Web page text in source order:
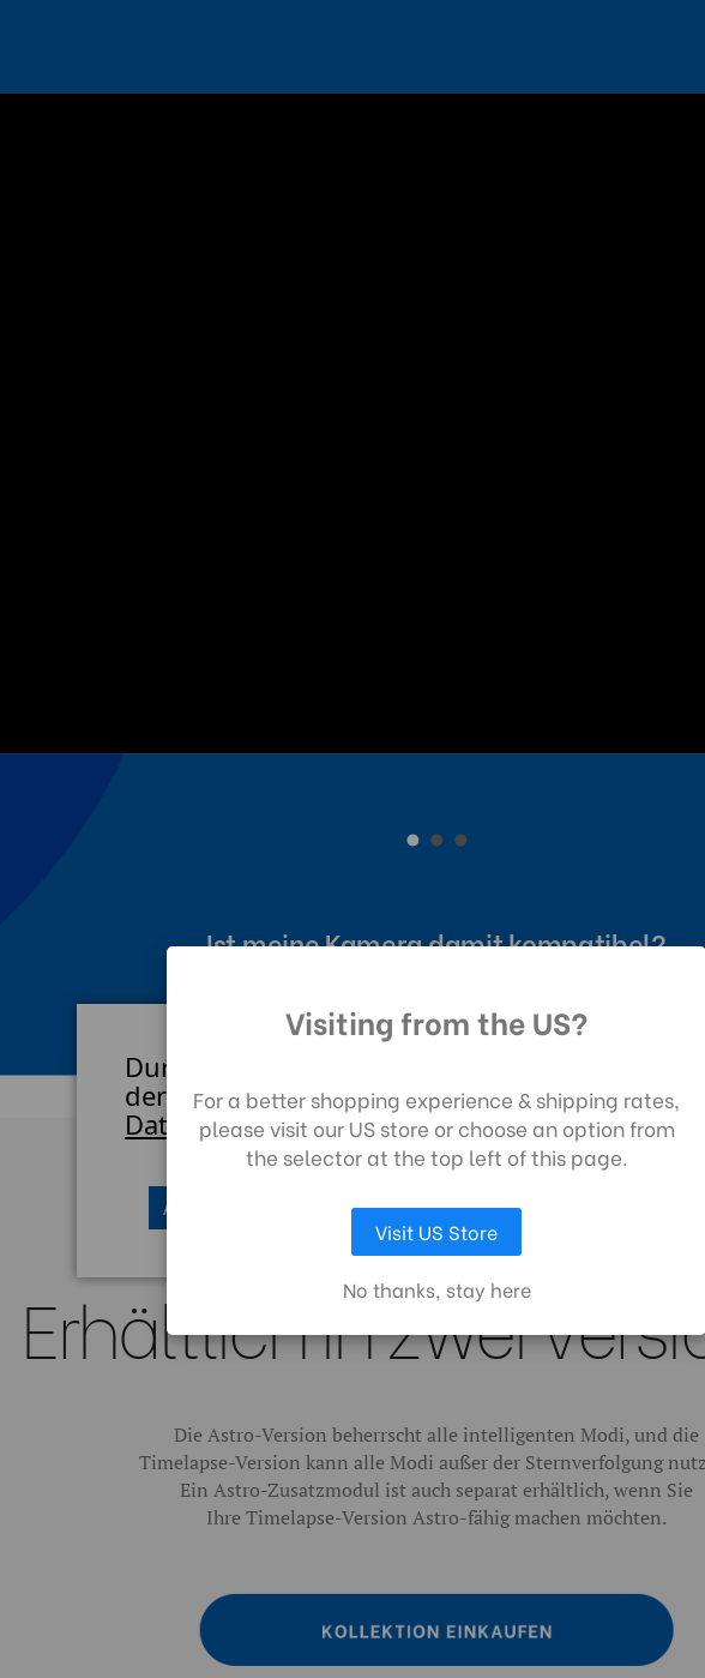
Die Astro-Version beherrscht alle intelligenten Modi, und die
Timelapse-Version kann alle Modi außer der Sternverfolgung
Ein Astro-Zusatzmodul ist auch separat erhältlich, wenn Sie
Ihre Timelapse-Version Astro-fähig machen möchten.
Ist meine Kamera damit kompatibel?
Erhältlich in zwei
Durch die Nutzung unserer Website stimmen
der Datenerfassung gemäß unserer
Datenschutzrichtlinie zu.
AUSWAHL ANPASSEN ALLE COOKIES AKZEPTIEREN
Visiting from the US?
For a better shopping experience & shipping rates,
please visit our US store or choose an option from
the selector at the top left of this page.
Visit US Store
No thanks, stay here